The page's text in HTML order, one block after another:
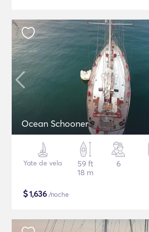
Ocean Schooner
Yate de vela
59 ft
18 m
6
$1,636 /noche